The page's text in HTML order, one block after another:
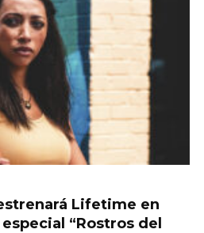
Lifetime en
“Rostros del